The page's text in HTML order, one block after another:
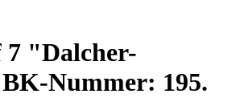
"Dalcher-
Nummer: 195.